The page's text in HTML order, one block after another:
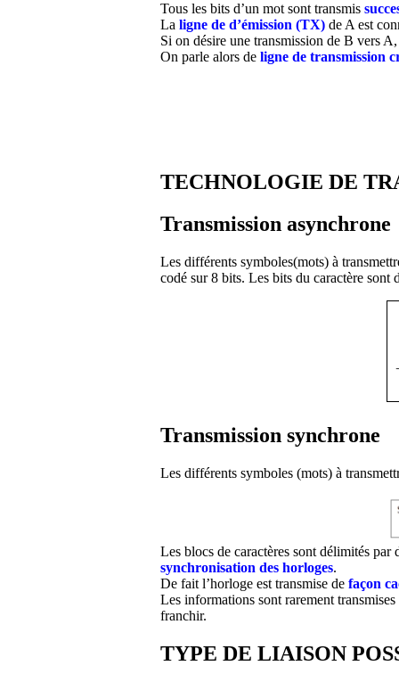
Tous les bits d’un mot sont transmis
La ligne de d’émission (TX) de A est
Si on désire une transmission de B vers
On parle alors de ligne de transmission
TECHNOLOGIE DE
Transmission asynchrone
Les différents symboles(mots) à
codé sur 8 bits. Les bits du caractère sont
Transmission synchrone
Les différents symboles (mots) à
Les blocs de caractères sont délimités par
synchronisation des horloges.
De fait l’horloge est transmise de façon
Les informations sont rarement
franchir.
TYPE DE LIAISON